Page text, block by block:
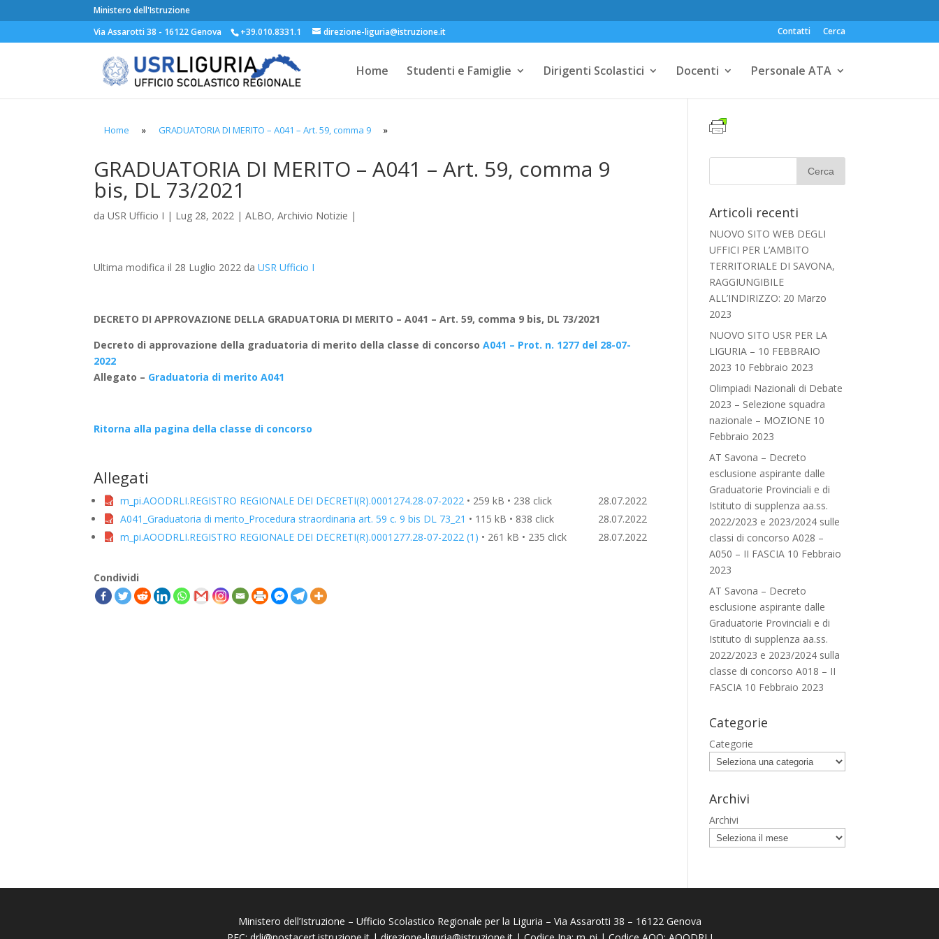
Ministero dell'Istruzione
Via Assarotti 38 - 16122 Genova
+39.010.8331.1 direzione-liguria@istruzione.it Contatti Cerca
Home Studenti e Famiglie Dirigenti Scolastici Docenti Personale ATA
Home » GRADUATORIA DI MERITO – A041 – Art. 59, comma 9 »
GRADUATORIA DI MERITO – A041 – Art. 59, comma 9
bis, DL 73/2021
daUSR Ufficio I | Lug 28, 2022 |ALBO,Archivio Notizie |
Ultima modifica il 28 Luglio 2022 daUSR Ufficio I
DECRETO DI APPROVAZIONE DELLA GRADUATORIA DI MERITO – A041 – Art. 59, comma 9 bis, DL 73/2021
Decreto di approvazione della graduatoria di merito della classe di concorsoA041 – Prot. n. 1277 del 28-07-
2022
Allegato – Graduatoria di merito A041
Ritorna alla pagina della classe di concorso
Allegati
m_pi.AOODRLI.REGISTRO REGIONALE DEI DECRETI(R).0001274.28-07-2022 • 259 kB • 238 click
28.07.2022
A041_Graduatoria di merito_Procedura straordinaria art. 59 c. 9 bis DL 73_21 • 115 kB • 838 click
28.07.2022
m_pi.AOODRLI.REGISTRO REGIONALE DEI DECRETI(R).0001277.28-07-2022 (1) • 261 kB • 235 click 28.07.2022
Condividi
Articoli recenti
NUOVO SITO WEB DEGLI
UFFICI PER L’AMBITO
TERRITORIALE DI SAVONA,
RAGGIUNGIBILE
ALL’INDIRIZZO: 20 Marzo
2023
NUOVO SITO USR PER LA
LIGURIA – 10 FEBBRAIO
2023 10 Febbraio 2023
Olimpiadi Nazionali di Debate
2023 – Selezione squadra
nazionale – MOZIONE 10
Febbraio 2023
AT Savona – Decreto
esclusione aspirante dalle
Graduatorie Provinciali e di
Istituto di supplenza aa.ss.
2022/2023 e 2023/2024 sulle
classi di concorso A028 –
A050 – II FASCIA 10 Febbraio
2023
AT Savona – Decreto
esclusione aspirante dalle
Graduatorie Provinciali e di
Istituto di supplenza aa.ss.
2022/2023 e 2023/2024 sulla
classe di concorso A018 – II
FASCIA 10 Febbraio 2023
Categorie
Categorie
Archivi
Archivi
Ministero dell’Istruzione – Ufficio Scolastico Regionale per la Liguria – Via Assarotti 38 – 16122 Genova